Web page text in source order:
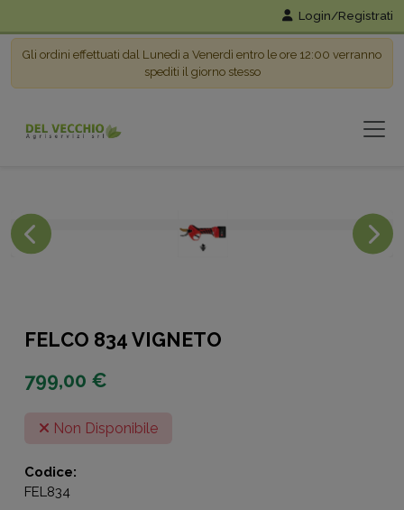
Login/Registrati
Gli ordini effettuati dal Lunedì a Venerdì entro le ore 12:00 verranno
spediti il giorno stesso
FELCO 834 VIGNETO
799,00 €
Non Disponibile
Codice:
FEL834